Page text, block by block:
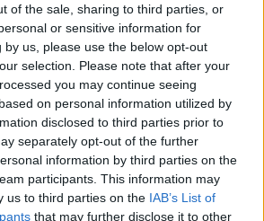
of the sale, sharing to third parties, or
or sensitive information for
by us, please use the below opt-out
selection. Please note that after your
you may continue seeing
on personal information utilized by
disclosed to third parties prior to
separately opt-out of the further
information by third parties on the
participants. This information may
us to third parties on the IAB’s List of
that may further disclose it to other
ζωντανά σε ποιο σημείο
οι αθλητές αλλά και
στιγμιότυπα κατά την